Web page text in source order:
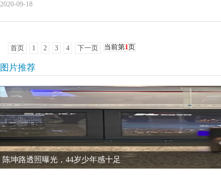
2020-09-18
首页 1 2 3 4 下一页 当前第1页
图片推荐
陈坤路透照曝光，44岁少年感十足